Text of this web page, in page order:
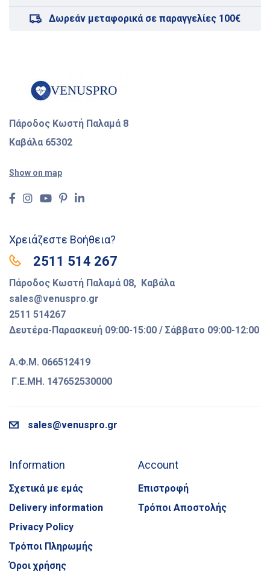
Δωρεάν μεταφορικά σε παραγγελίες 100€
Πάροδος Κωστή Παλαμά 8
Καβάλα 65302
Show on map
Χρειάζεστε Βοήθεια?
2511 514 267
Πάροδος Κωστή Παλαμά 08, Καβάλα
sales@venuspro.gr
2511 514267
Δευτέρα-Παρασκευή 09:00-15:00 / Σάββατο 09:00-12:00
Α.Φ.Μ. 066512419
Γ.Ε.ΜΗ. 147652530000
sales@venuspro.gr
Information
Σχετικά με εμάς
Delivery information
Privacy Policy
Τρόποι Πληρωμής
Όροι χρήσης
Account
Επιστροφή
Τρόποι Αποστολής